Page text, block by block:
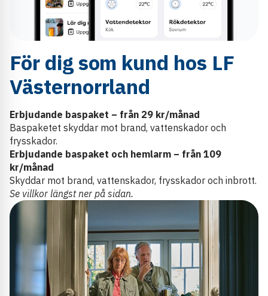
För dig som kund hos LF
Västernorrland
Erbjudande baspaket – från 29 kr/månad
Baspaketet skyddar mot brand, vattenskador och
frysskador.
Erbjudande baspaket och hemlarm – från 109
kr/månad
Skyddar mot brand, vattenskador, frysskador och inbrott.
Se villkor längst ner på sidan.